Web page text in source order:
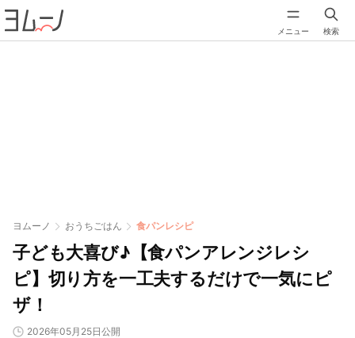
メニュー 検索
ヨムーノ おうちごはん 食パンレシピ
子ども大喜び♪【食パンアレンジレシ
ピ】切り方を一工夫するだけで一気にピ
ザ！
2026年05月25日公開